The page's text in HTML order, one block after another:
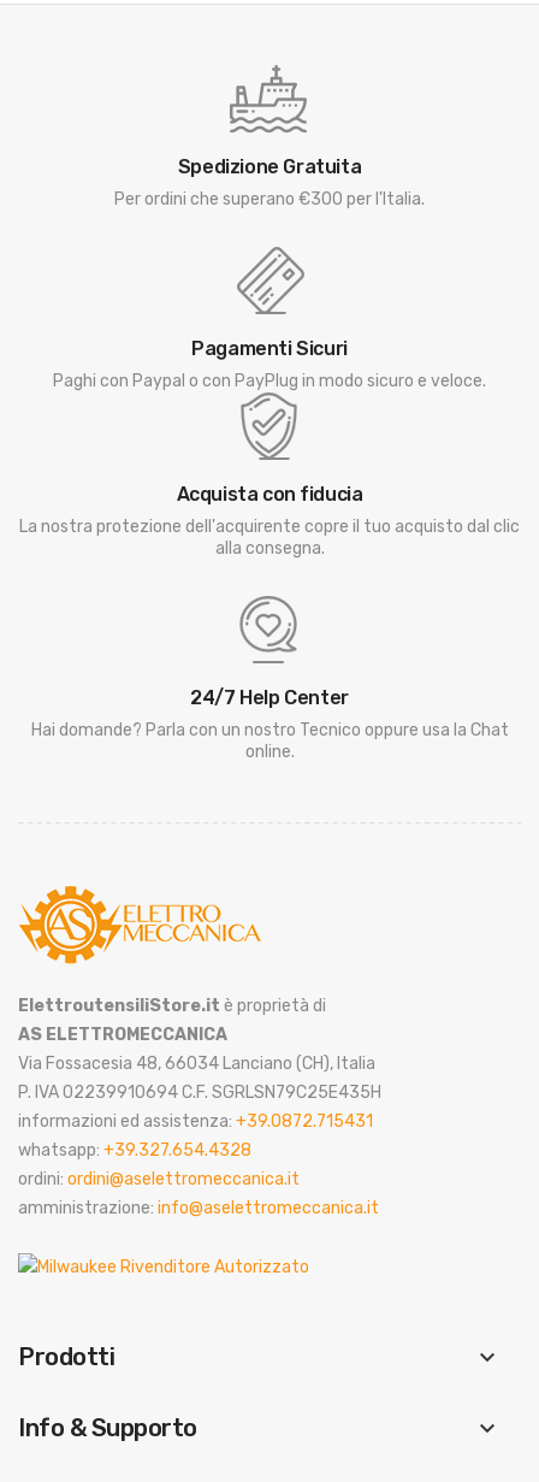
Spedizione Gratuita
Per ordini che superano €300 per l'Italia.
Pagamenti Sicuri
Paghi con Paypal o con PayPlug in modo sicuro e veloce.
Acquista con fiducia
La nostra protezione dell'acquirente copre il tuo acquisto dal clic
alla consegna.
24/7 Help Center
Hai domande? Parla con un nostro Tecnico oppure usa la Chat
online.
ElettroutensiliStore.it è proprietà di
AS ELETTROMECCANICA
Via Fossacesia 48, 66034 Lanciano (CH), Italia
P. IVA 02239910694 C.F. SGRLSN79C25E435H
informazioni ed assistenza: +39.0872.715431
whatsapp: +39.327.654.4328
ordini: ordini@aselettromeccanica.it
amministrazione: info@aselettromeccanica.it
Prodotti keyboard_arrow_down
Info & Supporto keyboard_arrow_down